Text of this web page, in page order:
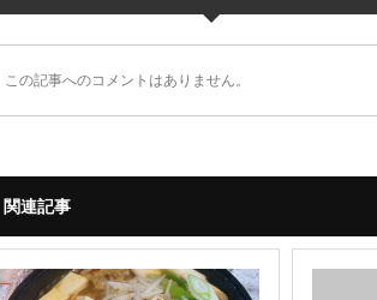
この記事へのコメントはありません。
関連記事